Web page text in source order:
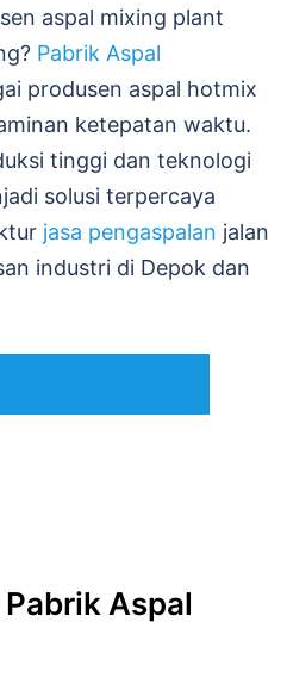
aspal mixing plant
Pabrik Aspal
produsen aspal hotmix
ketepatan waktu.
tinggi dan teknologi
solusi terpercaya
jasa pengaspalan jalan
industri di Depok dan
Aspal